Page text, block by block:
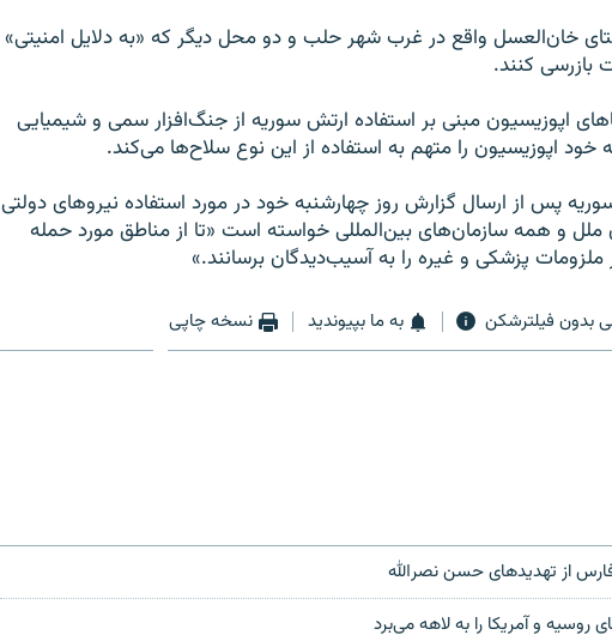
خان‌العسل واقع در غرب شهر حلب و دو محل دیگر که «به دلایل امنیتی»
بازرسی کنند.
اپوزیسیون مبنی بر استفاده ارتش سوریه از جنگ‌افزار سمی و شیمیایی
خود اپوزیسیون را متهم به استفاده از این نوع سلاح‌ها می‌کند.
پس از ارسال گزارش روز چهارشنبه خود در مورد استفاده نیروهای دولتی
ملل و همه سازمان‌های بین‌المللی خواسته است «تا از مناطق مورد حمله
ملزومات پزشکی و غیره را به آسیب‌دیدگان برسانند.»
بدون فیلترشکن به ما بپیوندید نسخه چاپی
از تهدیدهای حسن نصرالله
و آمریکا را به لاهه می‌برد